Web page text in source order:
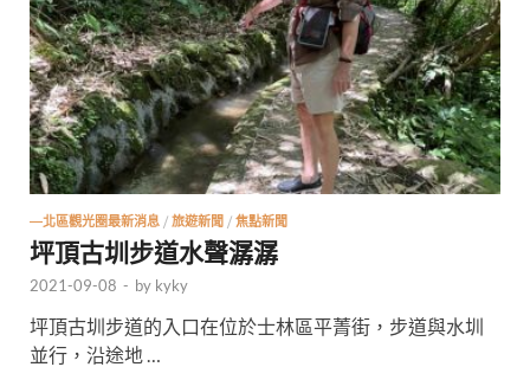
—北區觀光圈最新消息 / 旅遊新聞 / 焦點新聞
坪頂古圳步道水聲潺潺
2021-09-08 - by kyky
坪頂古圳步道的入口在位於士林區平菁街，步道與水圳
並行，沿途地 …